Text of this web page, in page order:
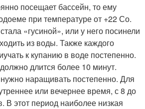
посещает бассейн, то ему
при температуре от +22 Со.
«гусиной», или у него посинели
из воды. Также каждого
к купанию в воде постепенно.
длится более 10 минут.
наращивать постепенно. Для
или вечернее время, с 8 до
В этот период наиболее низкая